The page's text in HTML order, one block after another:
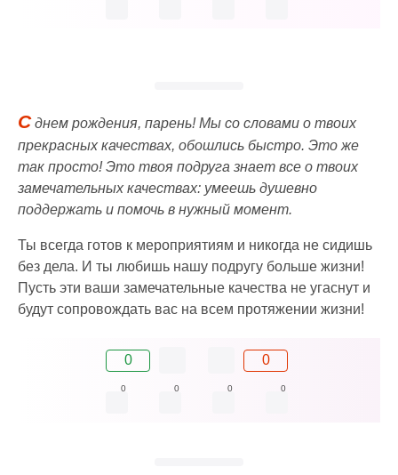
Сднем рождения, парень! Мы со словами о твоих
прекрасных качествах, обошлись быстро. Это же
так просто! Это твоя подруга знает все о твоих
замечательных качествах: умеешь душевно
поддержать и помочь в нужный момент.
Ты всегда готов к мероприятиям и никогда не сидишь
без дела. И ты любишь нашу подругу больше жизни!
Пусть эти ваши замечательные качества не угаснут и
будут сопровождать вас на всем протяжении жизни!
0 0
0 0 0 0